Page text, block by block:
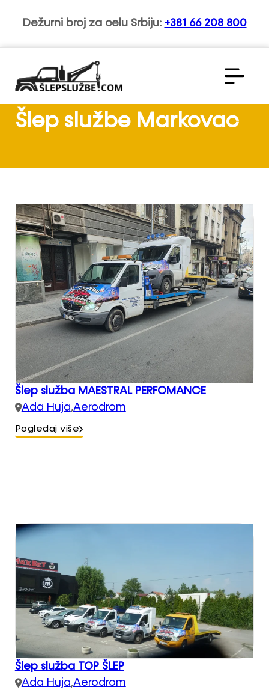
Dežurni broj za celu Srbiju: +381 66 208 800
Šlep službe Markovac
Šlep služba MAESTRAL PERFOMANCE
Ada Huja,Aerodrom
Pogledaj više
Šlep služba TOP ŠLEP
Ada Huja,Aerodrom